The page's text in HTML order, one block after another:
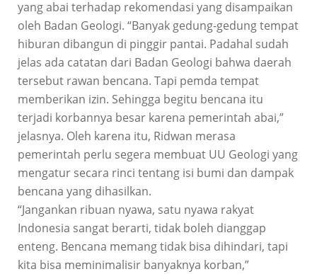
yang abai terhadap rekomendasi yang disampaikan
oleh Badan Geologi. “Banyak gedung-gedung tempat
hiburan dibangun di pinggir pantai. Padahal sudah
jelas ada catatan dari Badan Geologi bahwa daerah
tersebut rawan bencana. Tapi pemda tempat
memberikan izin. Sehingga begitu bencana itu
terjadi korbannya besar karena pemerintah abai,”
jelasnya. Oleh karena itu, Ridwan merasa
pemerintah perlu segera membuat UU Geologi yang
mengatur secara rinci tentang isi bumi dan dampak
bencana yang dihasilkan.
“Jangankan ribuan nyawa, satu nyawa rakyat
Indonesia sangat berarti, tidak boleh dianggap
enteng. Bencana memang tidak bisa dihindari, tapi
kita bisa meminimalisir banyaknya korban,”